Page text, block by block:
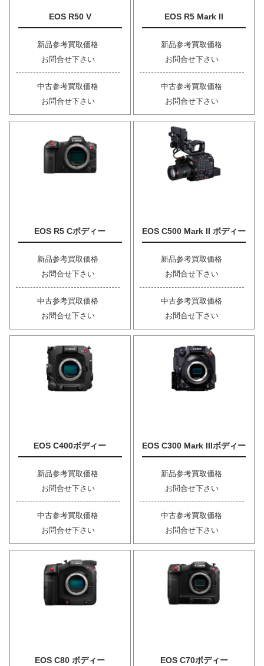
EOS R50 V
新品参考買取価格
お問合せ下さい
中古参考買取価格
お問合せ下さい
EOS R5 Mark II
新品参考買取価格
お問合せ下さい
中古参考買取価格
お問合せ下さい
EOS R5 Cボディー
新品参考買取価格
お問合せ下さい
中古参考買取価格
お問合せ下さい
EOS C500 Mark II ボディー
新品参考買取価格
お問合せ下さい
中古参考買取価格
お問合せ下さい
EOS C400ボディー
新品参考買取価格
お問合せ下さい
中古参考買取価格
お問合せ下さい
EOS C300 Mark IIIボディー
新品参考買取価格
お問合せ下さい
中古参考買取価格
お問合せ下さい
EOS C80 ボディー EOS C70ボディー